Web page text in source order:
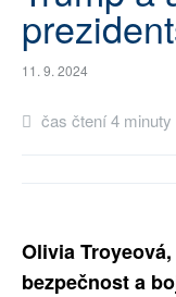
ROZHOVORY
TÉMATA
NEJČTENĚJŠÍ ZA 7
SOCIÁLNÍ SÍTĚ
11. 9. 2024
čas čtení 4 minuty
Olivia
bezpečnost a